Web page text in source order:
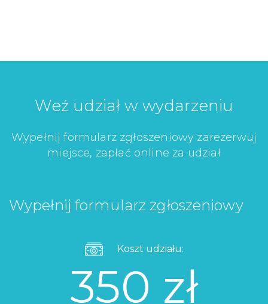
Weź udział w wydarzeniu
Wypełnij formularz zgłoszeniowy zarezerwuj
miejsce, zapłać online za udział
Wypełnij formularz zgłoszeniowy
Koszt udziału:
350 zł